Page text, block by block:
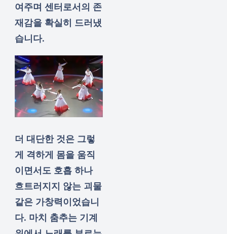
여주며 센터로서의 존
재감을 확실히 드러냈
습니다.
더 대단한 것은 그렇
게 격하게 몸을 움직
이면서도 호흡 하나
흐트러지지 않는 괴물
같은 가창력이었습니
다. 마치 춤추는 기계